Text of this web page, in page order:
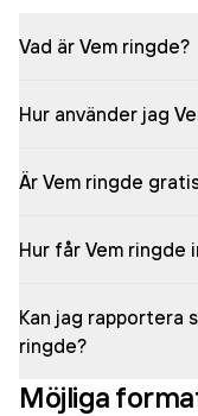
Vad är Vem ringde?
Hur använder jag
Är Vem ringde
Hur får Vem
Kan jag rapportera
ringde?
Möjliga